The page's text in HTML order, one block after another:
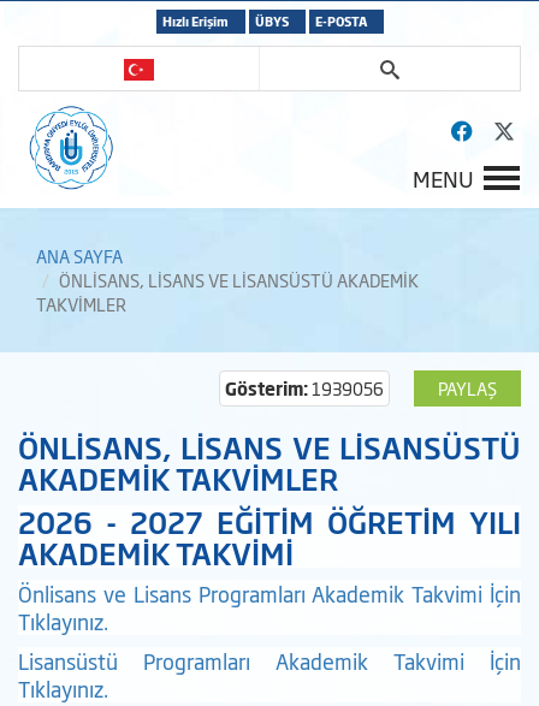
Hızlı Erişim ÜBYS E-POSTA
MENU
ANA SAYFA
ÖNLİSANS, LİSANS VE LİSANSÜSTÜ AKADEMİK
TAKVİMLER
PAYLAŞ
Gösterim:1939056
ÖNLİSANS, LİSANS VE LİSANSÜSTÜ
AKADEMİK TAKVİMLER
2026 - 2027 EĞİTİM ÖĞRETİM YILI
AKADEMİK TAKVİMİ
Önlisans ve Lisans Programları Akademik Takvimi İçin
Tıklayınız.
Lisansüstü Programları Akademik Takvimi İçin
Tıklayınız.